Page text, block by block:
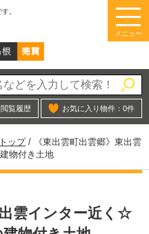
。
メニュー
閲覧履歴 お気に入り物件： 0件
ップ/
《東出雲町出雲郷》東出雲
物付き土地
出雲インター近く☆